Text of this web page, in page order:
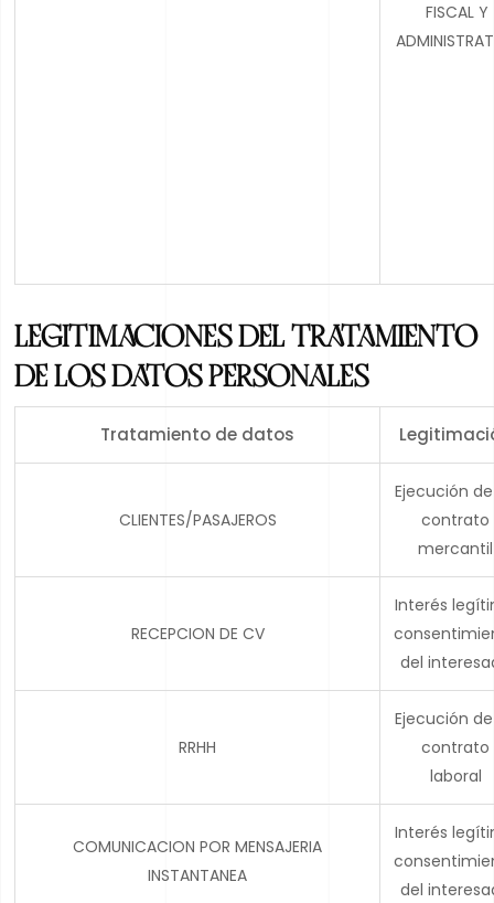
FISCAL Y
LEGITIMACIONES DEL TRATAMIENTO
DE LOS DATOS PERSONALES
Tratamiento de datos
CLIENTES/PASAJEROS
Ejecución
contrato
mercantil
RECEPCION DE CV
Interés
del
RRHH
Ejecución
contrato
laboral
COMUNICACION POR MENSAJERIA
INSTANTANEA
Interés
del